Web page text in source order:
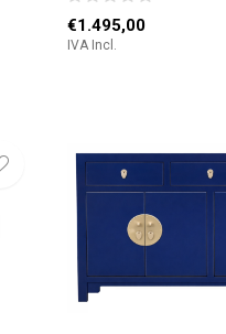
€1.495,00
IVA Incl.